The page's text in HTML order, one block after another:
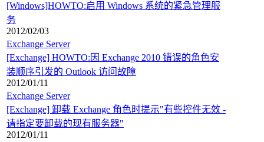
[Windows]HOWTO:启用 Windows 系统的紧急管理服
务
2012/02/03
Exchange Server
[Exchange] HOWTO:因 Exchange 2010 错误的角色安
装顺序引发的 Outlook 访问故障
2012/01/11
Exchange Server
[Exchange] 卸载 Exchange 角色时提示"有些控件无效 -
请指定要卸载的现有服务器"
2012/01/11